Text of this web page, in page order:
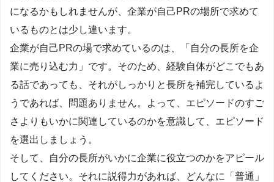
になるかもしれませんが、企業が自己PRの場所で求めて
いるものとは少し違います。
企業が自己PRの場で求めているのは、「自分の長所を企
業に売り込む力」です。そのため、経験自体がどこでもあ
る話であっても、それがしっかりと長所を補完しているよ
うであれば、問題ありません。よって、エピソードのすご
さよりもいかに関連しているのかを意識して、エピソード
を選出しましょう。
そして、自分の長所がいかに企業に役立つのかをアピール
してください。それに説得力があれば、どんなに「普通」